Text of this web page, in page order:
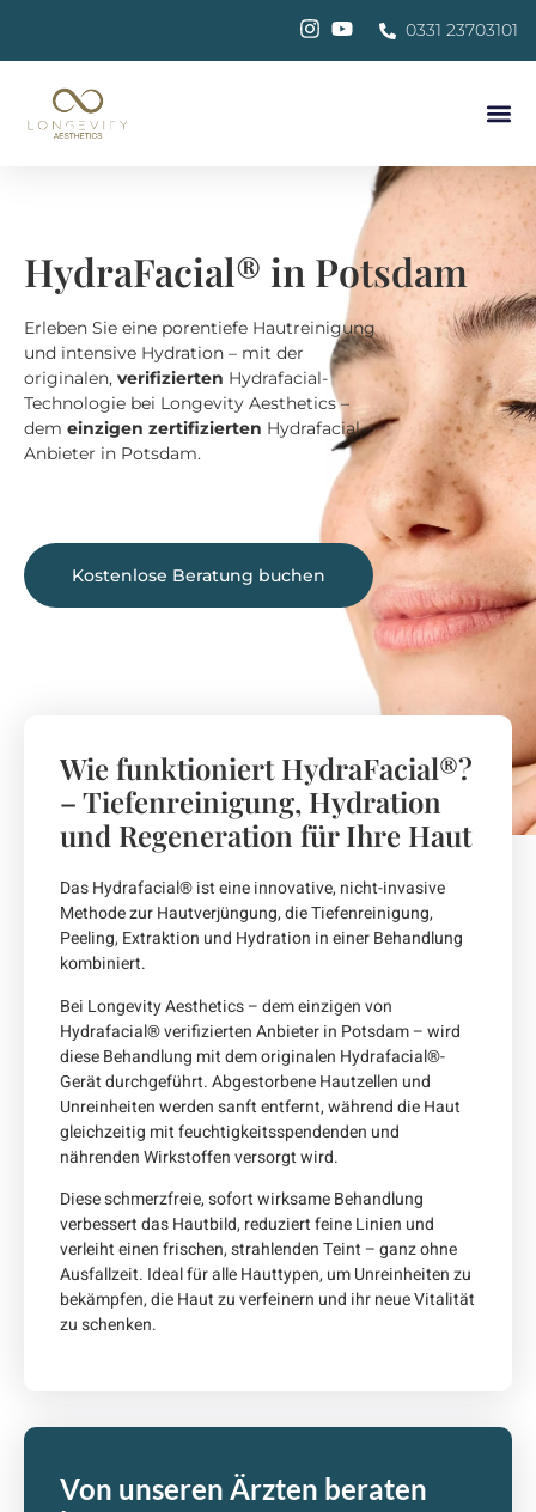
0331 23703101
HydraFacial® in Potsdam
Erleben Sie eine porentiefe Hautreinigung
und intensive Hydration – mit der
originalen, verifizierten Hydrafacial-
Technologie bei Longevity Aesthetics –
dem einzigen zertifizierten Hydrafacial-
Anbieter in Potsdam.
Kostenlose Beratung buchen
Wie funktioniert HydraFacial®?
– Tiefenreinigung, Hydration
und Regeneration für Ihre Haut
Das Hydrafacial® ist eine innovative, nicht-invasive
Methode zur Hautverjüngung, die Tiefenreinigung,
Peeling, Extraktion und Hydration in einer Behandlung
kombiniert.
Bei Longevity Aesthetics – dem einzigen von
Hydrafacial® verifizierten Anbieter in Potsdam – wird
diese Behandlung mit dem originalen Hydrafacial®-
Gerät durchgeführt. Abgestorbene Hautzellen und
Unreinheiten werden sanft entfernt, während die Haut
gleichzeitig mit feuchtigkeitsspendenden und
nährenden Wirkstoffen versorgt wird.
Diese schmerzfreie, sofort wirksame Behandlung
verbessert das Hautbild, reduziert feine Linien und
verleiht einen frischen, strahlenden Teint – ganz ohne
Ausfallzeit. Ideal für alle Hauttypen, um Unreinheiten zu
bekämpfen, die Haut zu verfeinern und ihr neue Vitalität
zu schenken.
Von unseren Ärzten beraten